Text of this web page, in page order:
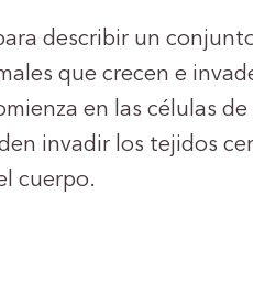
describir un
que crecen e
en las células de
invadir los tejidos
cuerpo.